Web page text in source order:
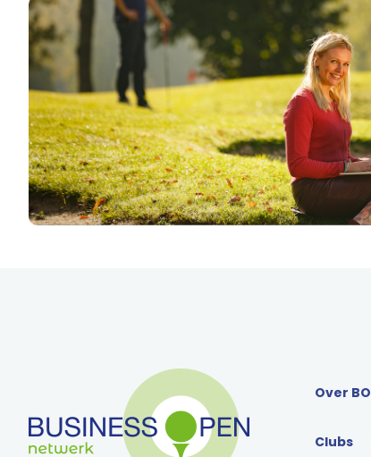
Over BO
Clubs